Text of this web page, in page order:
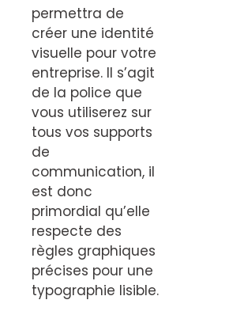
permettra de
créer une identité
visuelle pour votre
entreprise. Il s’agit
de la police que
vous utiliserez sur
tous vos supports
de
communication, il
est donc
primordial qu’elle
respecte des
règles graphiques
précises pour une
typographie lisible.